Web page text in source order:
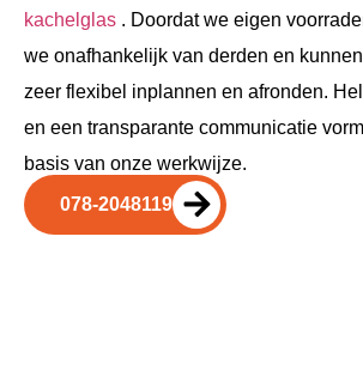
kachelglas . Doordat we eigen
we onafhankelijk van derden en
zeer flexibel inplannen en afronden.
en een transparante communicatie
basis van onze werkwijze.
078-2048119